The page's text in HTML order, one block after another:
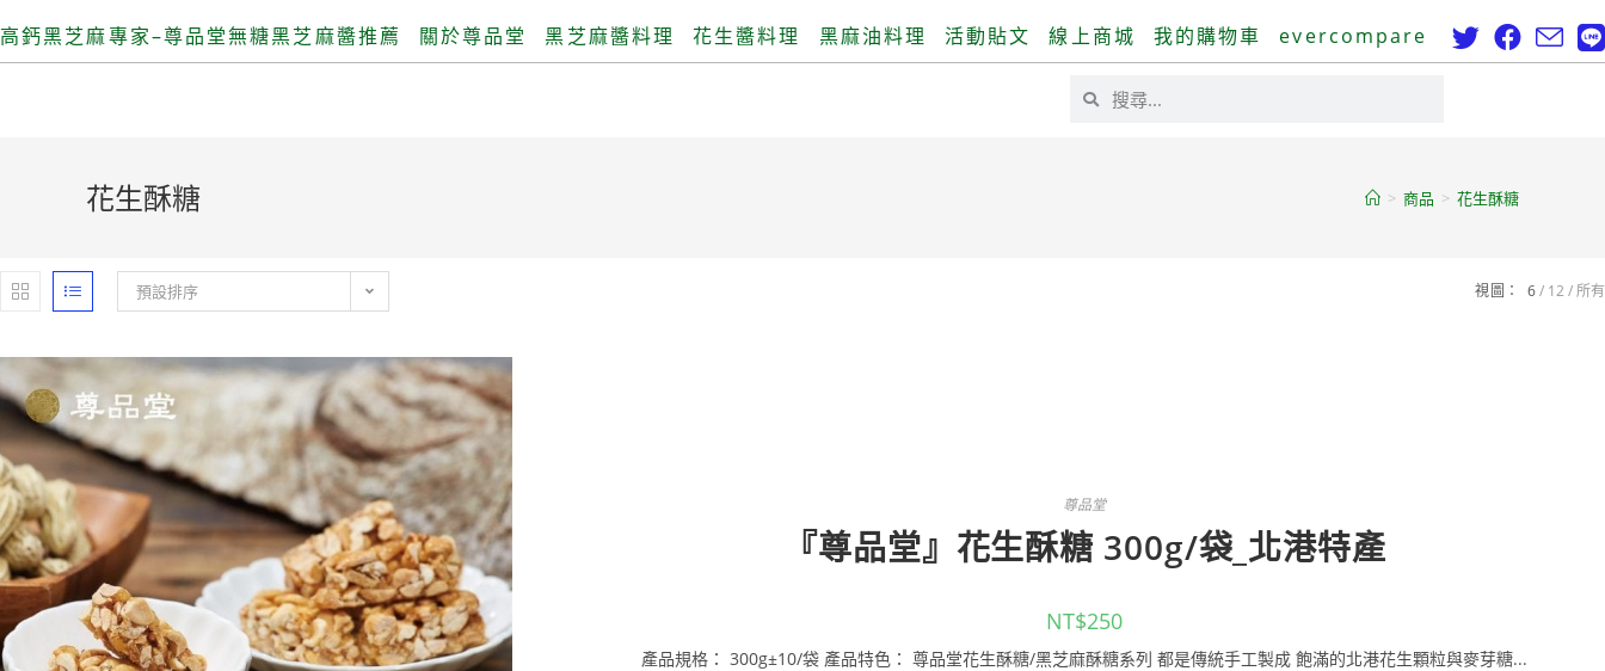
高鈣黑芝麻專家–尊品堂無糖黑芝麻醬推薦 關於尊品堂 黑芝麻醬料理 花生醬料理 黑麻油料理 活動貼文 線上商城 我的購物車 evercompare
花生酥糖 > 商品 > 花生酥糖
預設排序 視圖： 6 12 所有
尊品堂
『尊品堂』花生酥糖 300g/袋_北港特產
NT$250
產品規格： 300g±10/袋 產品特色： 尊品堂花生酥糖/黑芝麻酥糖系列 都是傳統手工製成 飽滿的北港花生顆粒與麥芽糖...